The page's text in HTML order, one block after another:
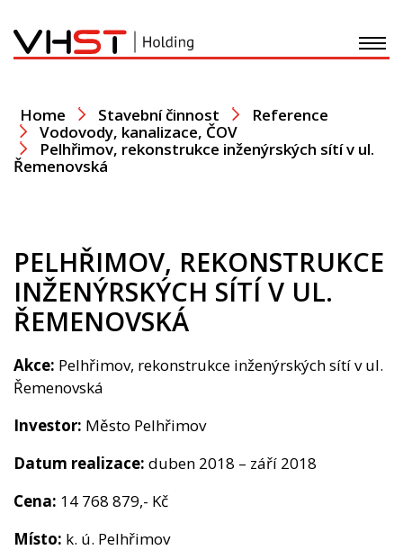
Stavební činnost
Recyklace - Doprava
Plastové výrobky
Nadace
Home Stavební činnost
Reference
Vodovody, kanalizace, ČOV
Pelhřimov, rekonstrukce inženýrských sítí v ul.
Řemenovská
PELHŘIMOV, REKONSTRUKCE
INŽENÝRSKÝCH SÍTÍ V UL.
ŘEMENOVSKÁ
Akce: Pelhřimov, rekonstrukce inženýrských sítí v ul.
Řemenovská
Investor: Město Pelhřimov
Datum realizace: duben 2018 – září 2018
Cena: 14 768 879,- Kč
Místo: k. ú. Pelhřimov